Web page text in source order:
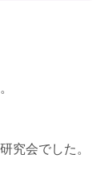
究会でした。